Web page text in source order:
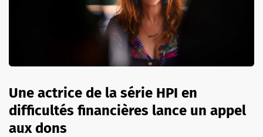
Une actrice de la série HPI en
difficultés financières lance un appel
aux dons